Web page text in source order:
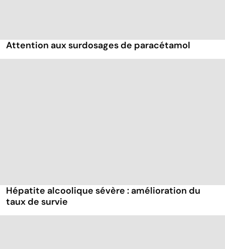
Attention aux surdosages de paracétamol
Hépatite alcoolique sévère : amélioration du
taux de survie